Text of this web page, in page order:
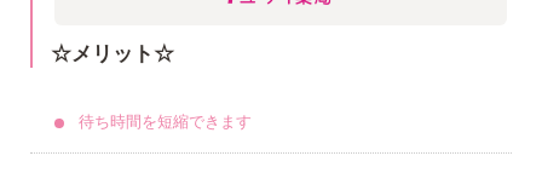
☆メリット☆
待ち時間を短縮できます